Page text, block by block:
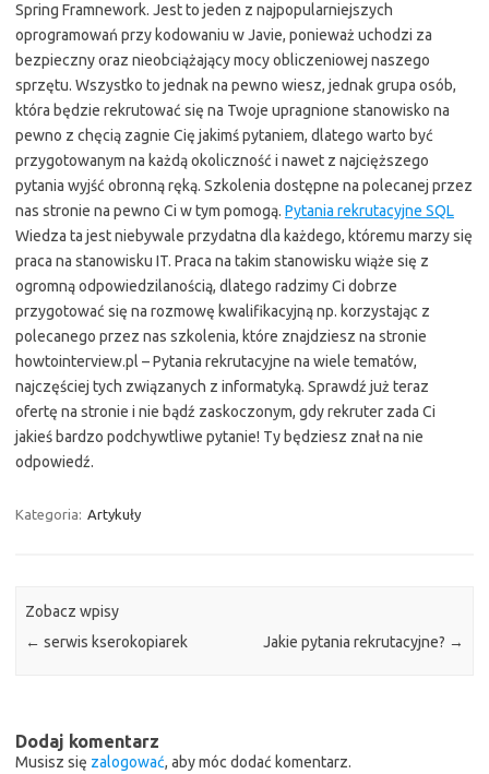
Spring Framnework. Jest to jeden z najpopularniejszych
oprogramowań przy kodowaniu w Javie, ponieważ uchodzi za
bezpieczny oraz nieobciążający mocy obliczeniowej naszego
sprzętu. Wszystko to jednak na pewno wiesz, jednak grupa osób,
która będzie rekrutować się na Twoje upragnione stanowisko na
pewno z chęcią zagnie Cię jakimś pytaniem, dlatego warto być
przygotowanym na każdą okoliczność i nawet z najcięższego
pytania wyjść obronną ręką. Szkolenia dostępne na polecanej przez
nas stronie na pewno Ci w tym pomogą. Pytania rekrutacyjne SQL
Wiedza ta jest niebywale przydatna dla każdego, któremu marzy się
praca na stanowisku IT. Praca na takim stanowisku wiąże się z
ogromną odpowiedzilanością, dlatego radzimy Ci dobrze
przygotować się na rozmowę kwalifikacyjną np. korzystając z
polecanego przez nas szkolenia, które znajdziesz na stronie
howtointerview.pl – Pytania rekrutacyjne na wiele tematów,
najczęściej tych związanych z informatyką. Sprawdź już teraz
ofertę na stronie i nie bądź zaskoczonym, gdy rekruter zada Ci
jakieś bardzo podchywtliwe pytanie! Ty będziesz znał na nie
odpowiedź.
Kategoria: Artykuły
Zobacz wpisy
← serwis kserokopiarek Jakie pytania rekrutacyjne? →
Dodaj komentarz
Musisz się zalogować, aby móc dodać komentarz.